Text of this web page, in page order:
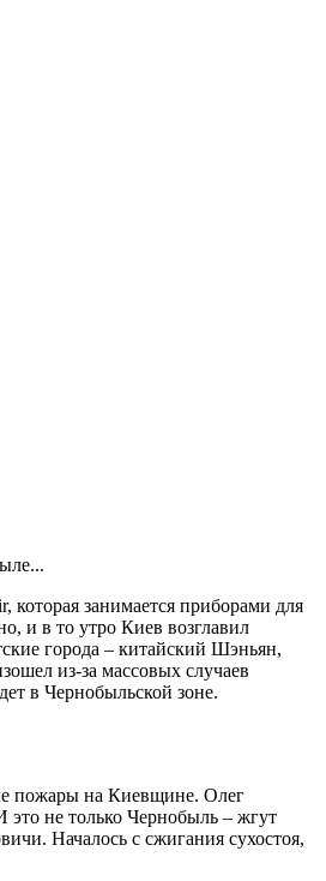
занимается приборами для
и в то утро Киев возглавил
города – китайский Шэньян,
из-за массовых случаев
в Чернобыльской зоне.
пожары на Киевщине. Олег
это не только Чернобыль – жгут
Началось с сжигания сухостоя,